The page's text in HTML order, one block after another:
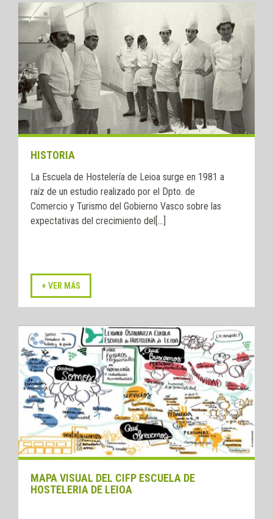
HISTORIA
La Escuela de Hostelería de Leioa surge en 1981 a
raíz de un estudio realizado por el Dpto. de
Comercio y Turismo del Gobierno Vasco sobre las
expectativas del crecimiento del[...]
MAPA VISUAL DEL CIFP ESCUELA DE
HOSTELERIA DE LEIOA